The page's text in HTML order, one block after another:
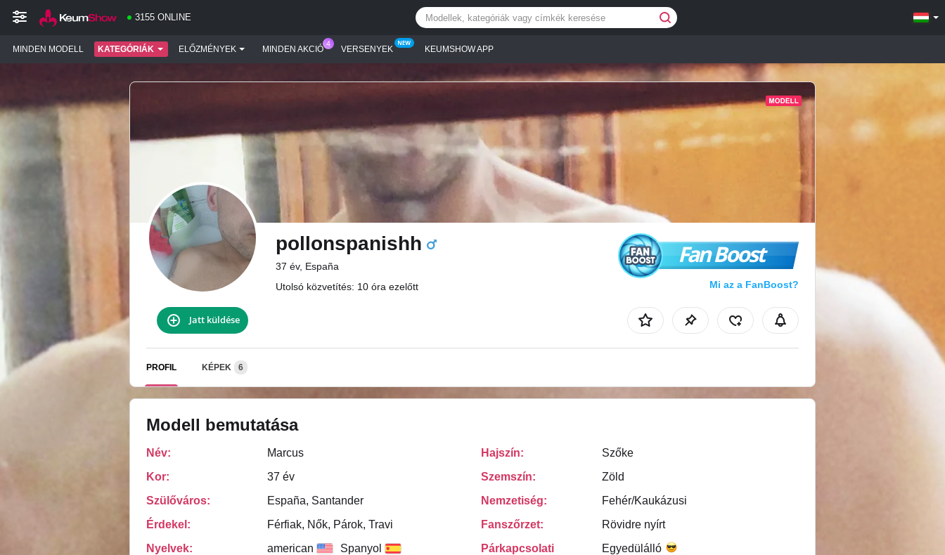
3155 ONLINE
MINDEN MODELL KATEGÓRIÁK ELŐZMÉNYEK MINDEN AKCIÓ VERSENYEK KEUMSHOW APP
pollonspanishh
37 év, España
Utolsó közvetítés: 10 óra ezelőtt
Fan Boost
Mi az a FanBoost?
Jatt küldése
PROFIL KÉPEK 6
Modell bemutatása
Név:
Marcus
Kor:
37 év
Szülőváros:
España, Santander
Érdekel:
Férfiak, Nők, Párok, Travi
Nyelvek:
american Spanyol
Hajszín:
Szőke
Szemszín:
Zöld
Nemzetiség:
Fehér/Kaukázusi
Fanszőrzet:
Rövidre nyírt
Párkapcsolati
Egyedülálló